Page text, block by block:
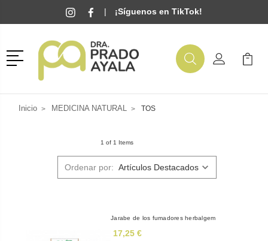
| ¡Síguenos en TikTok!
Menú
BuscarMi Cuenta
Mi
Inicio MEDICINA NATURAL TOS
1 of 1 Items
Ordenar por:
Jarabe de los fumadores herbalgem
17,25 €